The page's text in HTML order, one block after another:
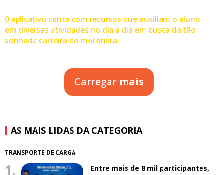
0 aplicativo conta com recursos que auxiliam o aluno
em diversas atividades no dia a dia em busca da tão
sonhada carteira de motorista.
Carregar mais
AS MAIS LIDAS DA CATEGORIA
TRANSPORTE DE CARGA
1.
Entre mais de 8 mil participantes,